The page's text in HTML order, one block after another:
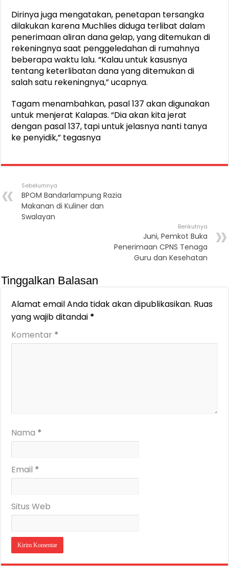
Dirinya juga mengatakan, penetapan tersangka
dilakukan karena Muchlies diduga terlibat dalam
penerimaan aliran dana gelap, yang ditemukan di
rekeningnya saat penggeledahan di rumahnya
beberapa waktu lalu. “Kalau untuk kasusnya
tentang keterlibatan dana yang ditemukan di
salah satu rekeningnya,” ucapnya.
Tagam menambahkan, pasal 137 akan digunakan
untuk menjerat Kalapas. “Dia akan kita jerat
dengan pasal 137, tapi untuk jelasnya nanti tanya
ke penyidik,” tegasnya
Sebelumnya
BPOM Bandarlampung Razia
Makanan di Kuliner dan
Swalayan
Berikutnya
Juni, Pemkot Buka
Penerimaan CPNS Tenaga
Guru dan Kesehatan
Tinggalkan Balasan
Alamat email Anda tidak akan dipublikasikan. Ruas
yang wajib ditandai *
Komentar *
Nama *
Email *
Situs Web